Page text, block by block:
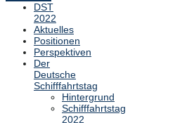
DST
2022
Aktuelles
Positionen
Perspektiven
Der
Deutsche
Schifffahrtstag
Hintergrund
Schifffahrtstag
2022